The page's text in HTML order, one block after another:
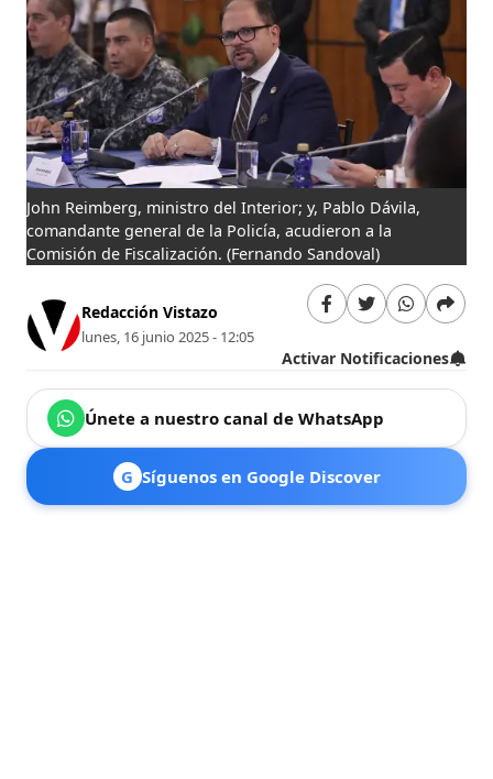
John Reimberg, ministro del Interior; y, Pablo Dávila,
comandante general de la Policía, acudieron a la
Comisión de Fiscalización. (Fernando Sandoval)
Redacción Vistazo
lunes, 16 junio 2025 - 12:05
Activar Notificaciones
Únete a nuestro canal de WhatsApp
G Síguenos en Google Discover